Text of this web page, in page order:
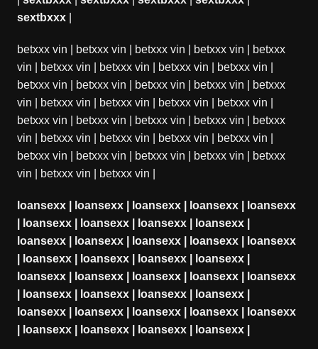
sextbxxx|
betxxx vin betxxx vin betxxx vin betxxx vin
betxxx
vin
betxxx vin betxxx vin betxxx vin betxxx vin
betxxx vin
betxxx vin betxxx vin betxxx vin
betxxx
vin
betxxx vin betxxx vin betxxx vin betxxx vin
betxxx vin
betxxx vin betxxx vin betxxx vin
betxxx
vin
betxxx vin betxxx vin betxxx vin betxxx vin
betxxx vin
betxxx vin betxxx vin betxxx vin
betxxx
vin
betxxx vin betxxx vin
loansexx| loansexx| loansexx| loansexx|
loansexx
loansexx| loansexx| loansexx| loansexx|
loansexx| loansexx| loansexx| loansexx|
loansexx
loansexx| loansexx| loansexx| loansexx|
loansexx| loansexx| loansexx| loansexx|
loansexx
loansexx| loansexx| loansexx| loansexx|
loansexx| loansexx| loansexx| loansexx|
loansexx
loansexx| loansexx| loansexx| loansexx|